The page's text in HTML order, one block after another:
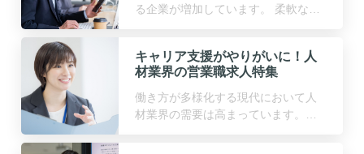
る企業が増加しています。 柔軟な働
ルスの求人を集めました。
キャリア支援がやりがいに！人
材業界の営業職求人特集
働き方が多様化する現代において人
材業界の需要は高まっています。社